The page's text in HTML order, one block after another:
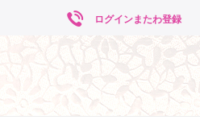
ログインまたわ登録